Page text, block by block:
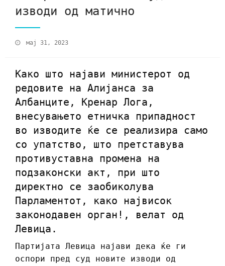
изводи од матично
мај 31, 2023
Како што најави министерот од
редовите на Алијанса за
Албанците, Кренар Лога,
внесувањето етничка припадност
во изводите ќе се реализира само
со упатство, што претставува
противуставна промена на
подзаконски акт, при што
директно се заобиколува
Парламентот, како највисок
законодавен орган!, велат од
Левица.
Партијата Левица најави дека ќе ги
оспори пред суд новите изводи од